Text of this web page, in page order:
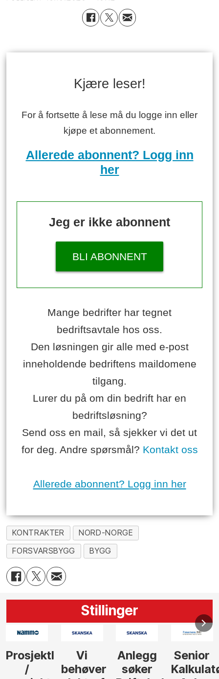
Kjære leser!
For å fortsette å lese må du logge inn eller
kjøpe et abonnement.
Allerede abonnent? Logg inn
her
Jeg er ikke abonnent
BLI ABONNENT
Mange bedrifter har tegnet
bedriftsavtale hos oss.
Den løsningen gir alle med e-post
inneholdende bedriftens maildomene
tilgang.
Lurer du på om din bedrift har en
bedriftsløsning?
Send oss en mail, så sjekker vi det ut
for deg. Andre spørsmål? Kontakt oss
Allerede abonnent? Logg inn her
KONTRAKTER
NORD-NORGE
FORSVARSBYGG
BYGG
Stillinger
Prosjektleder
/
Vi
behøver
Anlegg
søker
Senior